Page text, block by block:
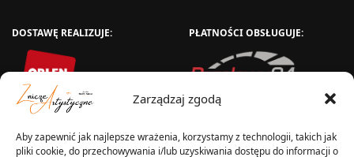
Zarządzaj zgodą
Aby zapewnić jak najlepsze wrażenia, korzystamy z technologii, takich jak
pliki cookie, do przechowywania i/lub uzyskiwania dostępu do informacji o
DOSTAWĘ REALIZUJE: PŁATNOŚCI OBSŁUGUJE: